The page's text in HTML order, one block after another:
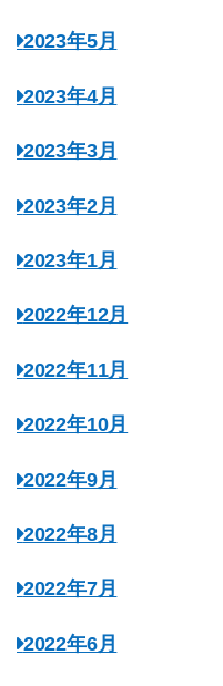
2023年5月
2023年4月
2023年3月
2023年2月
2023年1月
2022年12月
2022年11月
2022年10月
2022年9月
2022年8月
2022年7月
2022年6月